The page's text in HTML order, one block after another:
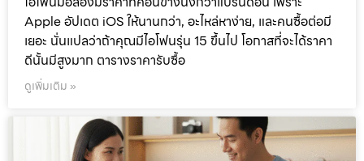
Apple อัปเดต iOS ให้นานกว่า, อะไหล่หาง่าย, และคนซื้อต่อมี
เยอะ นั่นแปลว่าถ้าคุณมีไอโฟนรุ่น 15 ขึ้นไป โอกาสที่จะได้ราคา
ดีนั้นมีสูงมาก ตารางราคารับซื้อ
ดูเพิ่มเติม »